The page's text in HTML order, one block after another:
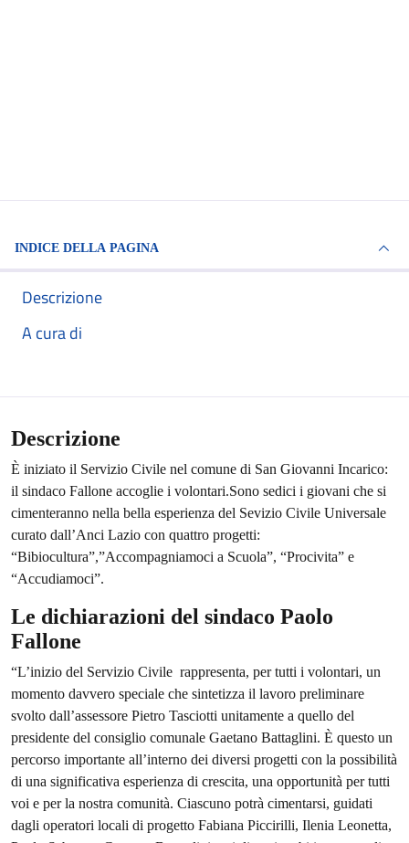
INDICE DELLA PAGINA
Descrizione
A cura di
Descrizione
È iniziato il Servizio Civile nel comune di San Giovanni Incarico:
il sindaco Fallone accoglie i volontari.Sono sedici i giovani che si
cimenteranno nella bella esperienza del Sevizio Civile Universale
curato dall’Anci Lazio con quattro progetti:
“Bibiocultura”,”Accompagniamoci a Scuola”, “Procivita” e
“Accudiamoci”.
Le dichiarazioni del sindaco Paolo
Fallone
“L’inizio del Servizio Civile rappresenta, per tutti i volontari, un
momento davvero speciale che sintetizza il lavoro preliminare
svolto dall’assessore Pietro Tasciotti unitamente a quello del
presidente del consiglio comunale Gaetano Battaglini. È questo un
percorso importante all’interno dei diversi progetti con la possibilità
di una significativa esperienza di crescita, una opportunità per tutti
voi e per la nostra comunità. Ciascuno potrà cimentarsi, guidati
dagli operatori locali di progetto Fabiana Piccirilli, Ilenia Leonetta,